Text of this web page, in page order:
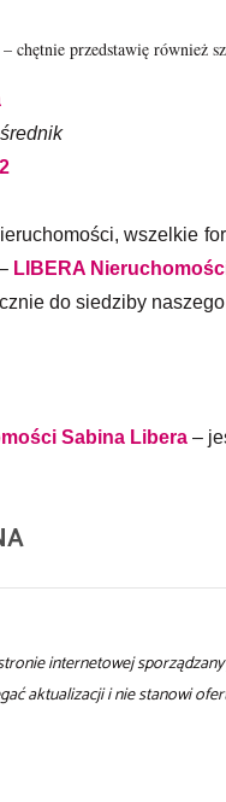
chętnie przedstawię również
wszelkie
LIBERA
do siedziby
Sabina Libera –
internetowej
aktualizacji i nie stanowi